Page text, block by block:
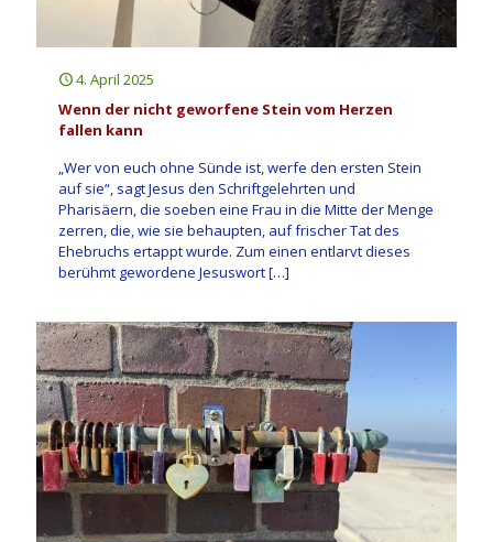
4. April 2025
Wenn der nicht geworfene Stein vom Herzen
fallen kann
„Wer von euch ohne Sünde ist, werfe den ersten Stein
auf sie“, sagt Jesus den Schriftgelehrten und
Pharisäern, die soeben eine Frau in die Mitte der Menge
zerren, die, wie sie behaupten, auf frischer Tat des
Ehebruchs ertappt wurde. Zum einen entlarvt dieses
berühmt gewordene Jesuswort[…]